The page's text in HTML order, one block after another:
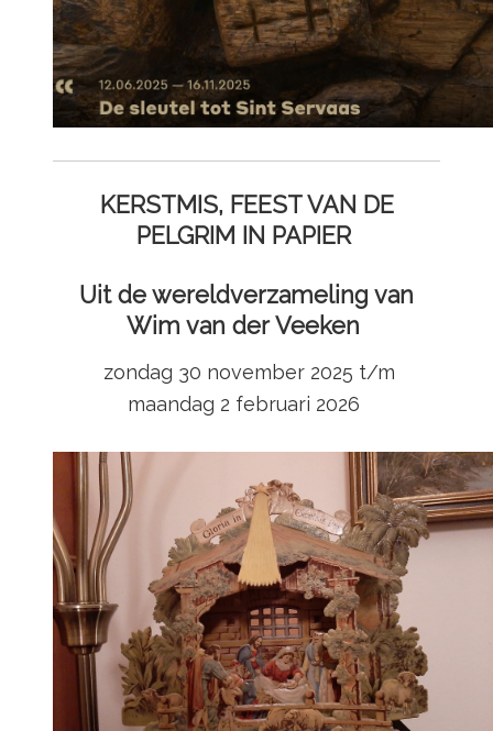
KERSTMIS, FEEST VAN DE
PELGRIM IN PAPIER
Uit de wereldverzameling van
Wim van der Veeken
zondag 30 november 2025 t/m
maandag 2 februari 2026